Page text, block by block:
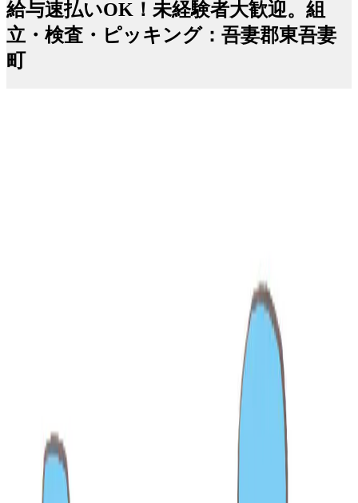
給与速払いOK！未経験者大歓迎。組
立・検査・ピッキング：吾妻郡東吾妻
町